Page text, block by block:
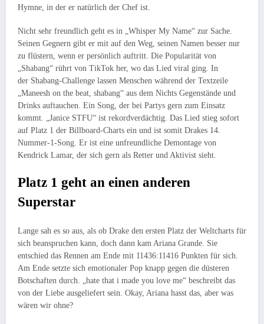
Hymne, in der er natürlich der Chef ist.
Nicht sehr freundlich geht es in „Whisper My Name“ zur Sache.
Seinen Gegnern gibt er mit auf den Weg, seinen Namen besser nur
zu flüstern, wenn er persönlich auftritt. Die Popularität von
„Shabang“ rührt von TikTok her, wo das Lied viral ging. In
der Shabang-Challenge lassen Menschen während der Textzeile
„Maneesh on the beat, shabang“ aus dem Nichts Gegenstände und
Drinks auftauchen. Ein Song, der bei Partys gern zum Einsatz
kommt. „Janice STFU“ ist rekordverdächtig. Das Lied stieg sofort
auf Platz 1 der Billboard-Charts ein und ist somit Drakes 14.
Nummer-1-Song. Er ist eine unfreundliche Demontage von
Kendrick Lamar, der sich gern als Retter und Aktivist sieht.
Platz 1 geht an einen anderen
Superstar
Lange sah es so aus, als ob Drake den ersten Platz der Weltcharts für
sich beanspruchen kann, doch dann kam Ariana Grande. Sie
entschied das Rennen am Ende mit 11436:11416 Punkten für sich.
Am Ende setzte sich emotionaler Pop knapp gegen die düsteren
Botschaften durch. „hate that i made you love me“ beschreibt das
von der Liebe ausgeliefert sein. Okay, Ariana hasst das, aber was
wären wir ohne?